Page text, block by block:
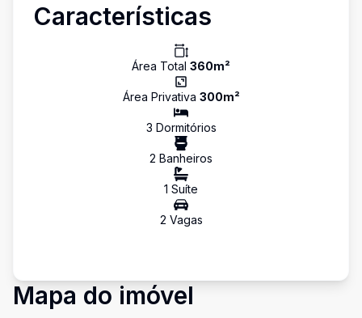
Características
Área Total 360m²
Área Privativa 300m²
3 Dormitórios
2 Banheiros
1 Suíte
2 Vagas
Mapa do imóvel